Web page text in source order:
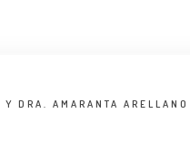
DRA. AMARANTA ARELLANO